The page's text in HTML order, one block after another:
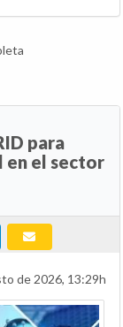
para
en el sector
de 2026, 13:29h